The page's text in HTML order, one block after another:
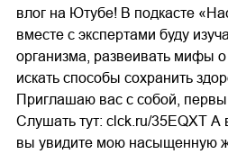
влог на Ютубе! В подкасте
вместе с экспертами буду
организма, развеивать мифы
искать способы сохранить
Приглашаю вас с собой,
Слушать тут: clck.ru/35EQXT
вы увидите мою насыщенную